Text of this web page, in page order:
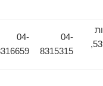
מדע, ת"ד 539,
04-
8315315
04-
8316659